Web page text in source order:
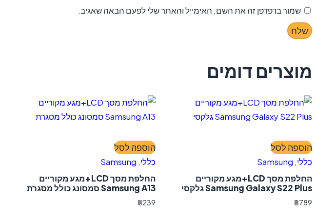
שמור בדפדפן זה את השם, האימייל והאתר שלי לפעם הבאה שאגיב.
מוצרים דומים
הוספה לסל
כללי,
Samsung
החלפת מסך LCD+מגע מקוריים
Samsung Galaxy S22 Plus גלקסי
₪789
הוספה לסל
כללי,
Samsung
החלפת מסך LCD+מגע מקוריים
Samsung A13 סמסונג כולל מסגרת
₪239